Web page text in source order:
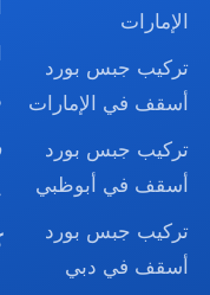
الإمارات
تركيب جبس بورد
أسقف في الإمارات
تركيب جبس بورد
أسقف في أبوظبي
تركيب جبس بورد
أسقف في دبي